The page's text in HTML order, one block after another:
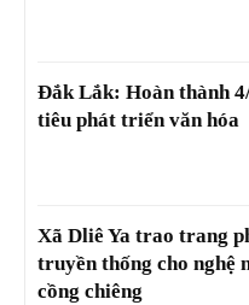
Đắk Lắk: Hoàn thành
tiêu phát triển văn hóa
Xã Dliê Ya trao trang
truyền thống cho nghệ
cồng chiêng